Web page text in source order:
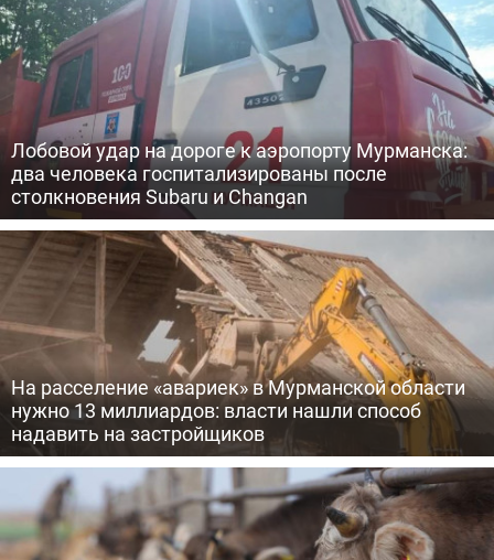
Лобовой удар на дороге к аэропорту Мурманска:
два человека госпитализированы после
столкновения Subaru и Changan
На расселение «авариек» в Мурманской области
нужно 13 миллиардов: власти нашли способ
надавить на застройщиков